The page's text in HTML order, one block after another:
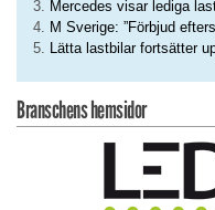
Mercedes visar lediga
M Sverige: ”Förbjud
Lätta lastbilar fortsätter
Branschens hemsidor